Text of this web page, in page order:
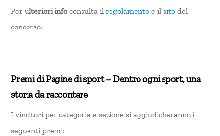
Perulteriori infoconsulta ilregolamento e ilsito del
concorso.
Premi di Pagine di sport – Dentro ogni sport, una
storia da raccontare
I vincitori per categoria e sezione si aggiudicheranno i
seguenti premi: